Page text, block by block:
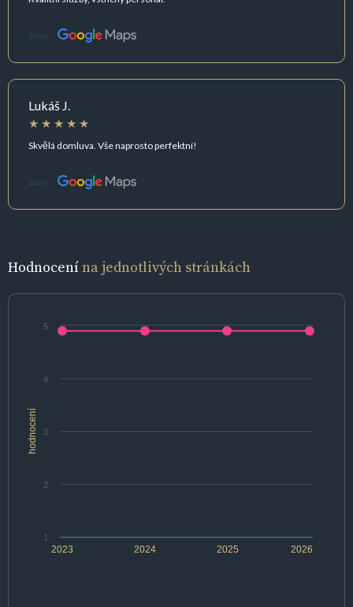
Zdroj:
Lukáš J.
Skvělá domluva. Vše naprosto perfektní!
Zdroj:
Hodnocenína jednotlivých stránkách
hodnocení
2024 2026
2023 2025
1
2
3
4
5